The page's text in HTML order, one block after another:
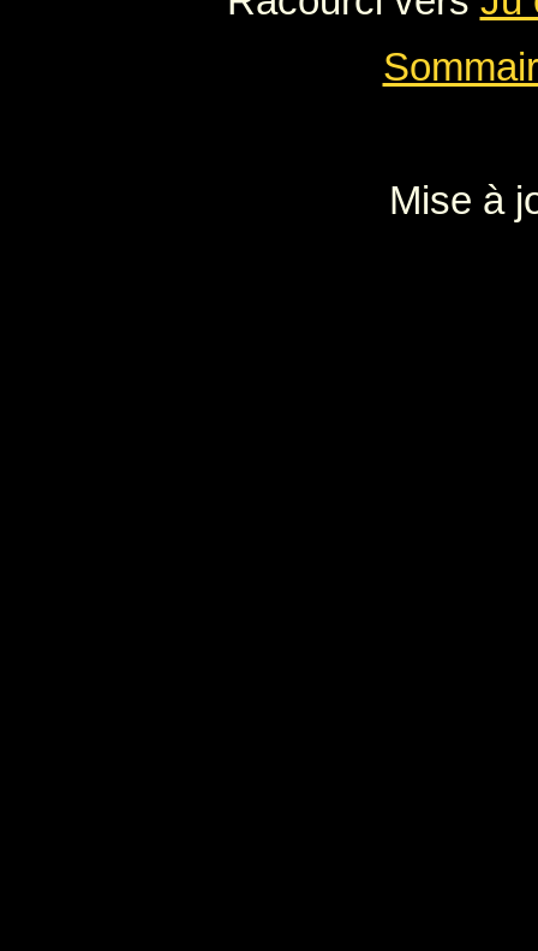
Mise à